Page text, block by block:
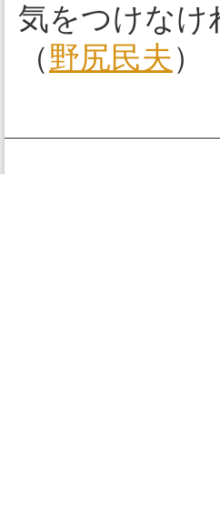
気をつけなけ
（野尻民夫）